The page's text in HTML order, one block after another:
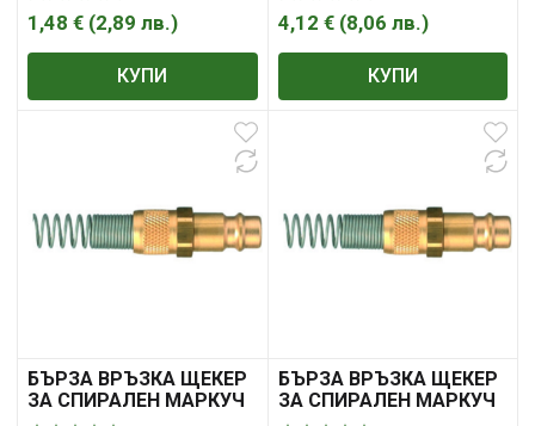
1,48 € (2,89 лв.)
КУПИ
4,12 € (8,06 лв.)
КУПИ
БЪРЗА ВРЪЗКА ЩЕКЕР
ЗА СПИРАЛЕН МАРКУЧ
БЪРЗА ВРЪЗКА ЩЕКЕР
ЗА СПИРАЛЕН МАРКУЧ